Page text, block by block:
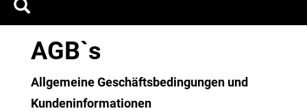
AGB`s
Allgemeine Geschäftsbedingungen und
Kundeninformationen